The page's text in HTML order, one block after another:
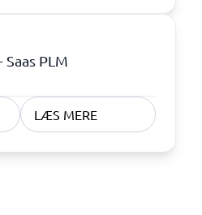
PLM
LÆS MERE